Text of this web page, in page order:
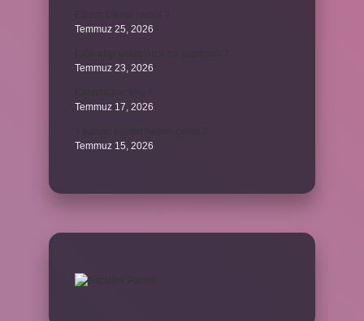
Temmuz 25, 2026
Temmuz 23, 2026
Temmuz 17, 2026
Temmuz 15, 2026